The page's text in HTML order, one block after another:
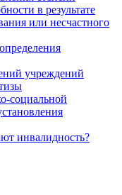
в результате
или несчастного
учреждений
социальной
инвалидность?